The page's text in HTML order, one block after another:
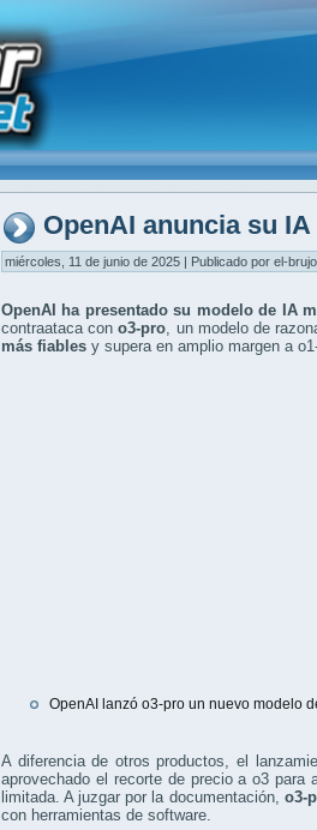
OpenAI anuncia su
miércoles, 11 de junio de 2025 | Publicado por el-brujo
OpenAI ha presentado su modelo de IA
contraataca con o3-pro , un modelo de
más fiables y supera en amplio margen a
OpenAI lanzó o3-pro un nuevo modelo
A diferencia de otros productos, el
aprovechado el recorte de precio a o3 para
limitada. A juzgar por la documentación, o3-
con herramientas de software.